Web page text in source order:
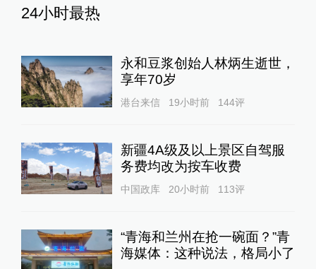
24小时最热
永和豆浆创始人林炳生逝世，
享年70岁
港台来信 19小时前 144评
新疆4A级及以上景区自驾服
务费均改为按车收费
中国政库 20小时前 113评
“青海和兰州在抢一碗面？”青
海媒体：这种说法，格局小了